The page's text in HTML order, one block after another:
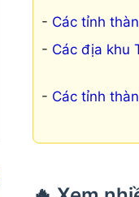
Các tỉnh
Các địa khu
Các tỉnh